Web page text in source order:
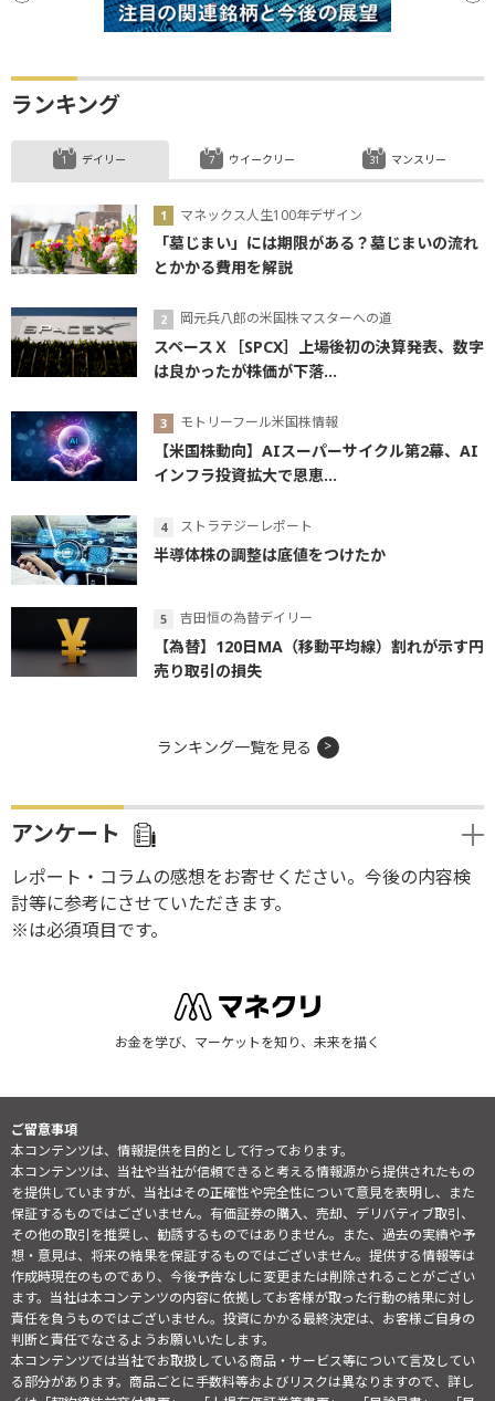
ランキング
デイリー
マネックス人生100年デザイン
「墓じまい」には期限がある？墓じまいの流れ
とかかる費用を解説
岡元兵八郎の米国株マスターへの道
スペースＸ［SPCX］上場後初の決算発表、数字
は良かったが株価が下落...
モトリーフール米国株情報
【米国株動向】AIスーパーサイクル第2幕、AI
インフラ投資拡大で恩恵...
ストラテジーレポート
半導体株の調整は底値をつけたか
吉田恒の為替デイリー
【為替】120日MA（移動平均線）割れが示す円
売り取引の損失
ウイークリー マンスリー
ランキング一覧を見る
アンケート
レポート・コラムの感想をお寄せください。今後の内容検
討等に参考にさせていただきます。
※は必須項目です。
お金を学び、マーケットを知り、未来を描く
ご留意事項
本コンテンツは、情報提供を目的として行っております。
本コンテンツは、当社や当社が信頼できると考える情報源から提供されたもの
を提供していますが、当社はその正確性や完全性について意見を表明し、また
保証するものではございません。有価証券の購入、売却、デリバティブ取引、
その他の取引を推奨し、勧誘するものではありません。また、過去の実績や予
想・意見は、将来の結果を保証するものではございません。提供する情報等は
作成時現在のものであり、今後予告なしに変更または削除されることがござい
ます。当社は本コンテンツの内容に依拠してお客様が取った行動の結果に対し
責任を負うものではございません。投資にかかる最終決定は、お客様ご自身の
判断と責任でなさるようお願いいたします。
本コンテンツでは当社でお取扱している商品・サービス等について言及してい
る部分があります。商品ごとに手数料等およびリスクは異なりますので、詳し